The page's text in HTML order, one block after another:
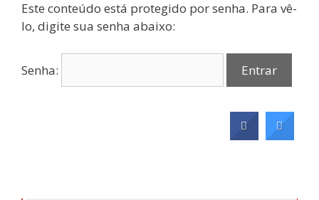
Este conteúdo está protegido por senha. Para vê-
lo, digite sua senha abaixo:
Senha: